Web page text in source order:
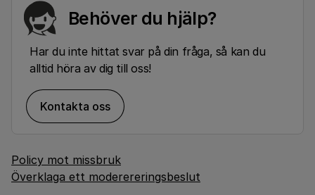
Behöver du hjälp?
Har du inte hittat svar på din fråga, så kan du
alltid höra av dig till oss!
Kontakta oss
Policy mot missbruk
Överklaga ett moderereringsbeslut